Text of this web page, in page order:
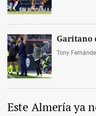
Garitano
Tony
Este Almería ya